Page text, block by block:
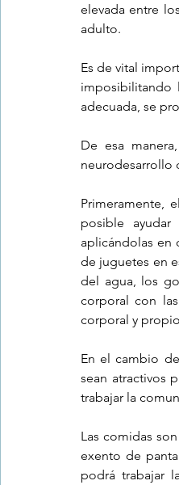
elevada entre
adulto.
Es de vital
imposibilitando
adecuada, se
De esa
neurodesarrollo
Primeramente,
posible
aplicándolas en
de juguetes en
del agua, los
corporal con
corporal y
En el cambio
sean atractivos
trabajar la
Las comidas
exento de
podrá trabajar